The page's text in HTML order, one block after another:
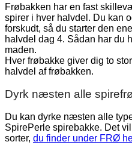
Frøbakken har en fast
spirer i hver halvdel. Du kan
forskudt, så du starter den
halvdel dag 4. Sådan har du
maden.
Hver frøbakke giver dig to
halvdel af frøbakken.
Dyrk næsten alle
Du kan dyrke næsten alle
SpirePerle spirebakke. Det
sorter, du finder under FRØ